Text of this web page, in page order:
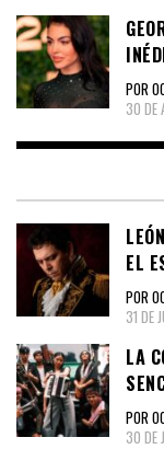
POR
30 DE
EL
POR
31 DE
LA
POR
30 DE